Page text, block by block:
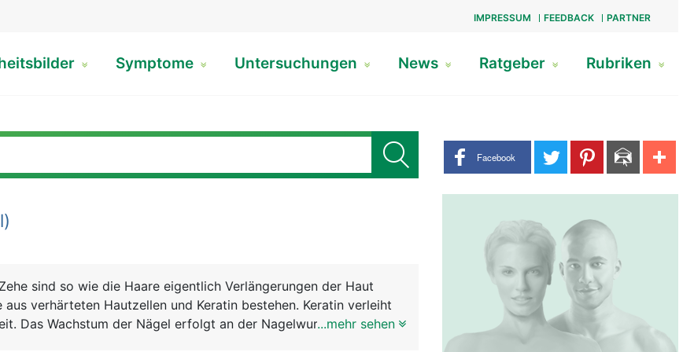
IMPRESSUM FEEDBACK PARTNER
Symptome Untersuchungen News Ratgeber Rubriken
Share buttons
Facebook
sind so wie die Haare eigentlich Verlängerungen der Haut
verhärteten Hautzellen und Keratin bestehen. Keratin verleiht
Das Wachstum der Nägel erfolgt an der Nagelwurzel, die in der
...mehr sehen